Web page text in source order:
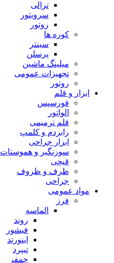
ترالی
سرویتور
روتور
کوره ها
سینتر
پرسلن
میلینگ ماشین
تجهیزات عمومی
روتور
ابزار و قلم
فورسپس
الواتور
قلم ترمیمی
رابردم و کلمپ
ابزار جراحی
سوزنگیر و هموستات
قیچی
ظرف و ظروف
جراحی
مواد عمومی
فرز
الماسه
روند
فیشور
اینورتد
تیپرد
چمفر